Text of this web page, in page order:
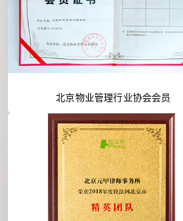
北京物业管理行业协会会员